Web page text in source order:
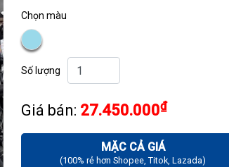
Chọn màu
Số lượng
Giá bán: 27.450.000₫
MẶC CẢ GIÁ
(100% rẻ hơn Shopee, Titok, Lazada)